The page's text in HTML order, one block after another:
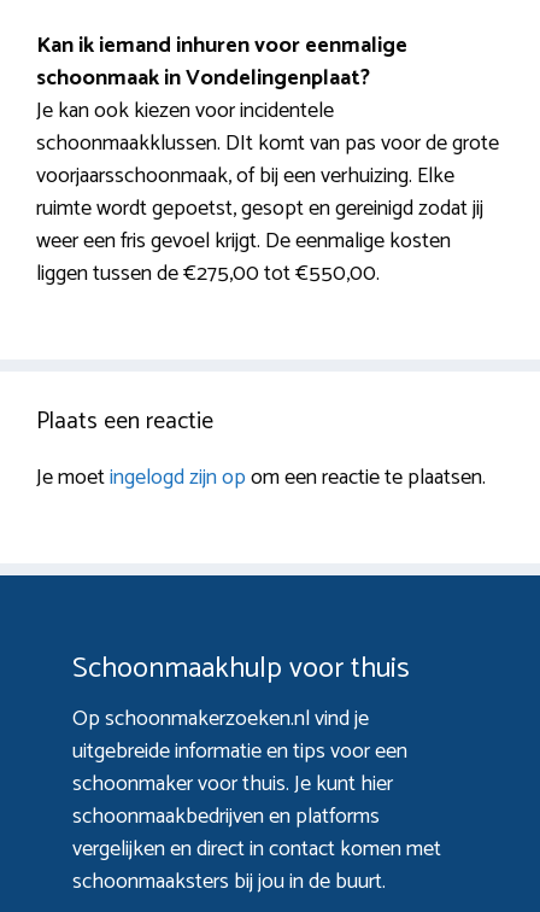
Kan ik iemand inhuren voor eenmalige
schoonmaak in Vondelingenplaat?
Je kan ook kiezen voor incidentele
schoonmaakklussen. DIt komt van pas voor de grote
voorjaarsschoonmaak, of bij een verhuizing. Elke
ruimte wordt gepoetst, gesopt en gereinigd zodat jij
weer een fris gevoel krijgt. De eenmalige kosten
liggen tussen de €275,00 tot €550,00.
Plaats een reactie
Je moetingelogd zijn opom een reactie te plaatsen.
Schoonmaakhulp voor thuis
Op schoonmakerzoeken.nl vind je
uitgebreide informatie en tips voor een
schoonmaker voor thuis. Je kunt hier
schoonmaakbedrijven en platforms
vergelijken en direct in contact komen met
schoonmaaksters bij jou in de buurt.